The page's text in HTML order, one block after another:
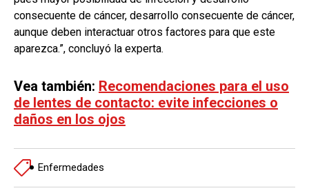
consecuente de cáncer, desarrollo consecuente de cáncer,
aunque deben interactuar otros factores para que este
aparezca.”, concluyó la experta.
Vea también: Recomendaciones para el uso
de lentes de contacto: evite infecciones o
daños en los ojos
Enfermedades